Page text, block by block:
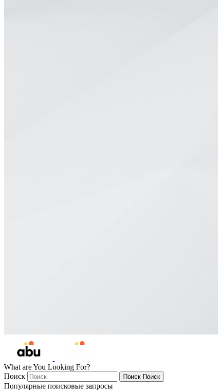
What are You Looking For?
Поиск
Поиск Поиск
Популярные поисковые запросы